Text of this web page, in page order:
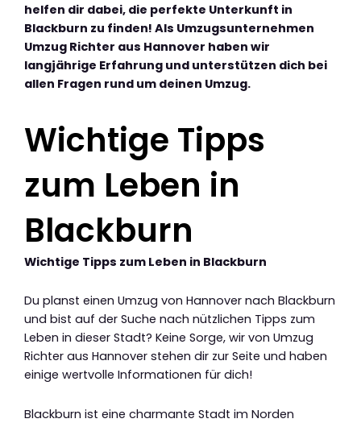
helfen dir dabei, die perfekte Unterkunft in
Blackburn zu finden! Als Umzugsunternehmen
Umzug Richter aus Hannover haben wir
langjährige Erfahrung und unterstützen dich bei
allen Fragen rund um deinen Umzug.
Wichtige Tipps
zum Leben in
Blackburn
Wichtige Tipps zum Leben in Blackburn
Du planst einen Umzug von Hannover nach Blackburn
und bist auf der Suche nach nützlichen Tipps zum
Leben in dieser Stadt? Keine Sorge, wir von Umzug
Richter aus Hannover stehen dir zur Seite und haben
einige wertvolle Informationen für dich!
Blackburn ist eine charmante Stadt im Norden